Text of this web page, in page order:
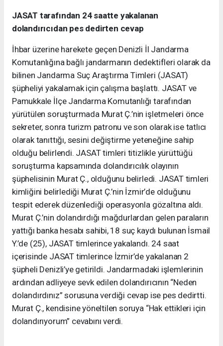
JASAT tarafından 24 saatte yakalanan
dolandırıcıdan pes dedirten cevap
İhbar üzerine harekete geçen Denizli İl Jandarma
Komutanlığına bağlı jandarmanın dedektifleri olarak da
bilinen Jandarma Suç Araştırma Timleri (JASAT)
şüpheliyi yakalamak için çalışma başlattı. JASAT ve
Pamukkale İlçe Jandarma Komutanlığı tarafından
yürütülen soruşturmada Murat Ç.’nin işletmeleri önce
sekreter, sonra turizm patronu ve son olarak ise tatlıcı
olarak tanıttığı, sesini değiştirme yeteneğine sahip
olduğu belirlendi. JASAT timleri titizlikle yürüttüğü
soruşturma kapsamında dolandırıcılık olayının
şüphelisinin Murat Ç., olduğunu belirledi. JASAT timleri
kimliğini belirlediği Murat Ç.’nin İzmir’de olduğunu
tespit ederek düzenlediği operasyonla gözaltına aldı.
Murat Ç.’nin dolandırdığı mağdurlardan gelen paraların
yattığı banka hesabı sahibi, 18 suç kaydı bulunan İsmail
Y.’de (25), JASAT timlerince yakalandı. 24 saat
içerisinde JASAT timlerince İzmir’de yakalanan 2
şüpheli Denizli’ye getirildi. Jandarmadaki işlemlerinin
ardından adliyeye sevk edilen dolandırıcının “Neden
dolandırdınız” sorusuna verdiği cevap ise pes dedirtti.
Murat Ç., kendisine yöneltilen soruya “Hak ettikleri için
dolandırıyorum” cevabını verdi.